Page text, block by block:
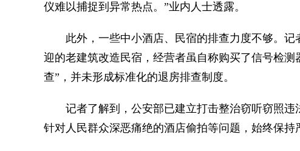
仪难以捕捉到异常热点。”业内人士透露。
此外，一些中小酒店、民宿的排查力度不够。记
迎的老建筑改造民宿，经营者虽自称购买了信号检
查”，并未形成标准化的退房排查制度。
记者了解到，公安部已建立打击整治窃听窃照违
针对人民群众深恶痛绝的酒店偷拍等问题，始终保持